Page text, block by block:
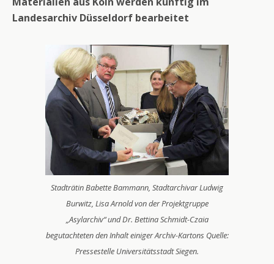
Landesarchiv Düsseldorf bearbeitet
Stadträtin Babette Bammann, Stadtarchivar Ludwig
Burwitz, Lisa Arnold von der Projektgruppe
„Asylarchiv“ und Dr. Bettina Schmidt-Czaia
begutachteten den Inhalt einiger Archiv-Kartons Quelle:
Pressestelle Universitätsstadt Siegen.